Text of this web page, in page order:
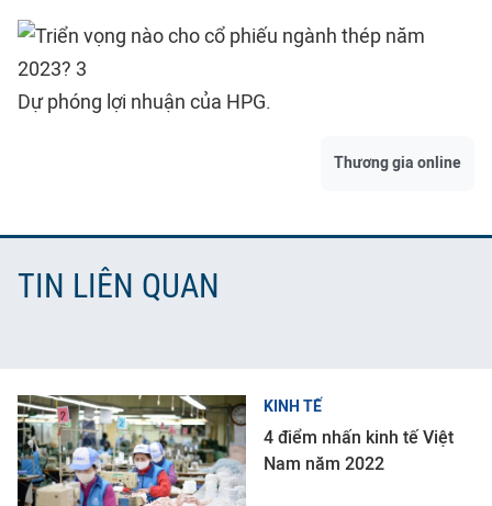
Dự phóng lợi nhuận của HPG.
Thương gia online
TIN LIÊN QUAN
KINH TẾ
4 điểm nhấn kinh tế Việt
Nam năm 2022